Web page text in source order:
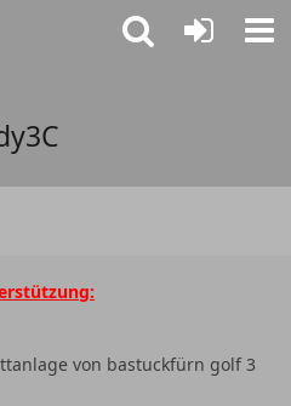
von bastuckfürn golf 3